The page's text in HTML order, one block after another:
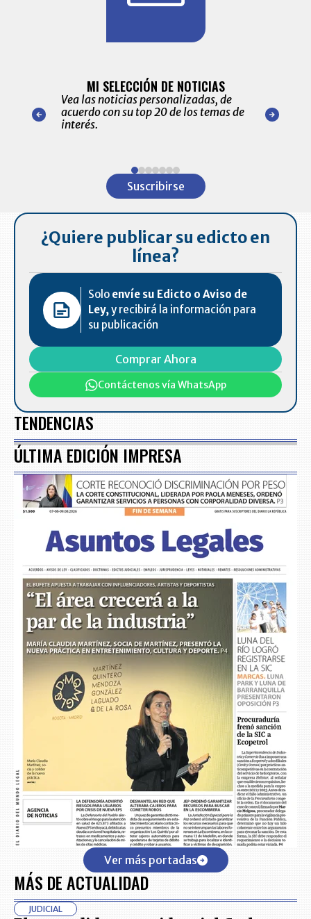
nuestro
para
MI SELECCIÓN DE NOTICIAS
Vea las noticias personalizadas, de
acuerdo con su top 20 de los temas de
interés.
de las
Suscribirse
¿Quiere publicar su edicto en
línea?
Solo envíe su Edicto o Aviso de
Ley,y recibirá la información para
su publicación
Comprar Ahora
Contáctenos vía WhatsApp
TENDENCIAS
ÚLTIMA EDICIÓN IMPRESA
Ver más portadas
MÁS DE ACTUALIDAD
JUDICIAL